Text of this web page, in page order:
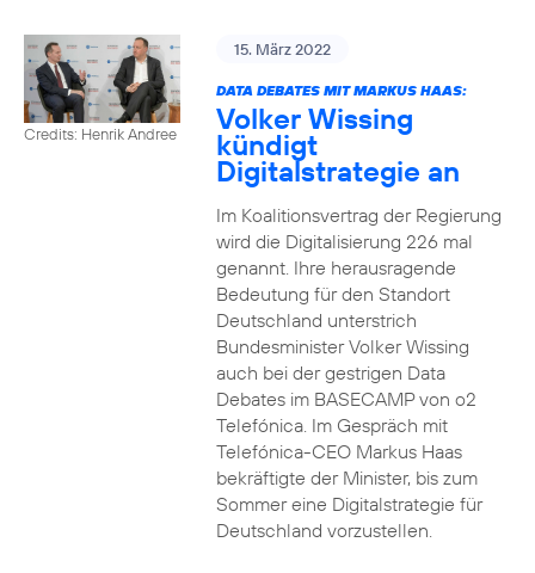
Credits: Henrik Andree
15. März 2022
DATA DEBATES MIT MARKUS HAAS:
Volker Wissing
kündigt
Digitalstrategie an
Im Koalitionsvertrag der Regierung
wird die Digitalisierung 226 mal
genannt. Ihre herausragende
Bedeutung für den Standort
Deutschland unterstrich
Bundesminister Volker Wissing
auch bei der gestrigen Data
Debates im BASECAMP von o2
Telefónica. Im Gespräch mit
Telefónica-CEO Markus Haas
bekräftigte der Minister, bis zum
Sommer eine Digitalstrategie für
Deutschland vorzustellen.